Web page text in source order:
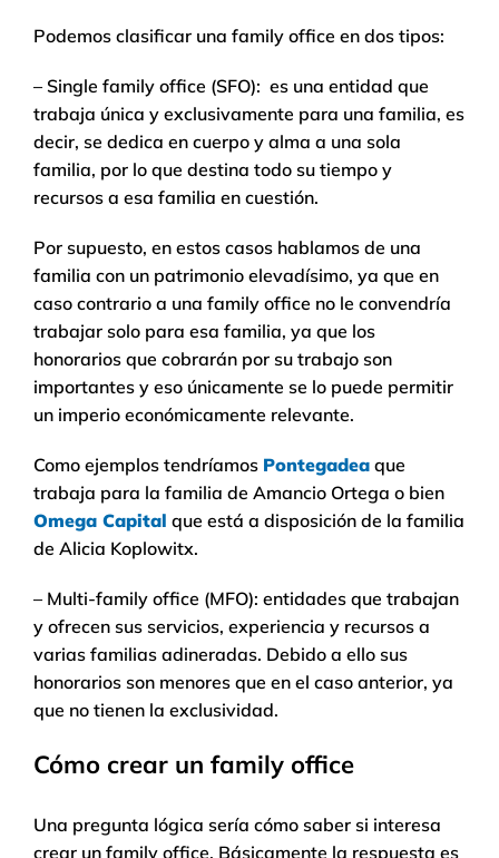
Podemos clasificar una family office en dos tipos:
– Single family office (SFO): es una entidad que
trabaja única y exclusivamente para una familia, es
decir, se dedica en cuerpo y alma a una sola
familia, por lo que destina todo su tiempo y
recursos a esa familia en cuestión.
Por supuesto, en estos casos hablamos de una
familia con un patrimonio elevadísimo, ya que en
caso contrario a una family office no le convendría
trabajar solo para esa familia, ya que los
honorarios que cobrarán por su trabajo son
importantes y eso únicamente se lo puede permitir
un imperio económicamente relevante.
Como ejemplos tendríamos Pontegadea que
trabaja para la familia de Amancio Ortega o bien
Omega Capital que está a disposición de la familia
de Alicia Koplowitx.
– Multi-family office (MFO): entidades que trabajan
y ofrecen sus servicios, experiencia y recursos a
varias familias adineradas. Debido a ello sus
honorarios son menores que en el caso anterior, ya
que no tienen la exclusividad.
Cómo crear un family office
Una pregunta lógica sería cómo saber si interesa
crear un family office. Básicamente la respuesta es